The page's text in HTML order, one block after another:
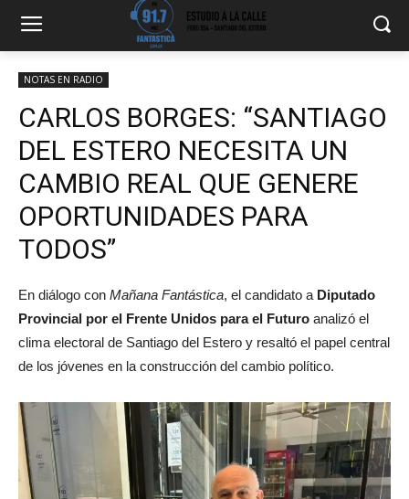
NOTAS EN RADIO
CARLOS BORGES: “SANTIAGO
DEL ESTERO NECESITA UN
CAMBIO REAL QUE GENERE
OPORTUNIDADES PARA
TODOS”
En diálogo con Mañana Fantástica, el candidato a Diputado
Provincial por el Frente Unidos para el Futuro analizó el
clima electoral de Santiago del Estero y resaltó el papel central
de los jóvenes en la construcción del cambio político.